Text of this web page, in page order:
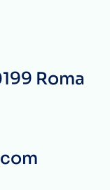
Roma